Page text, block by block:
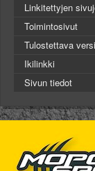
Linkitettyjen
Toimintosivut
Tulostettava
Ikilinkki
Sivun tiedot